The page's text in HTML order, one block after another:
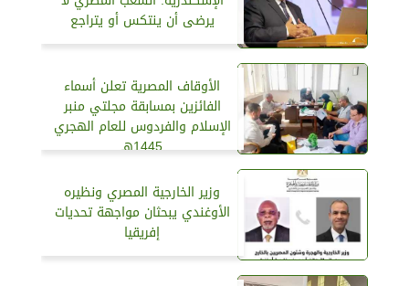
يرضى أن ينتكس أو يتراجع
الأوقاف المصرية تعلن أسماء
الفائزين بمسابقة مجلتي منبر
الإسلام والفردوس للعام الهجري
1445هـ
وزير الخارجية المصري ونظيره
الأوغندي يبحثان مواجهة تحديات
إفريقيا